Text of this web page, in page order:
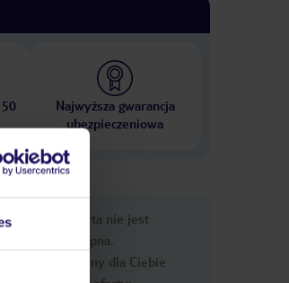
Najwyższa gwarancja
ubezpieczeniowa
Ups, ta oferta nie jest
dostępna.
Przygotowaliśmy dla Ciebie